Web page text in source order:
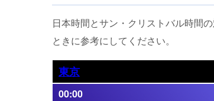
日本時間とサン・クリストバル時間
ときに参考にしてください。
東京
00:00